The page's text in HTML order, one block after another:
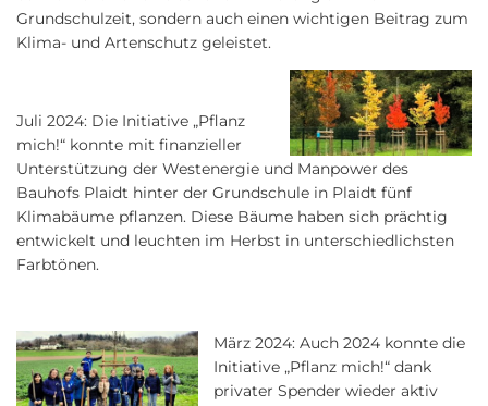
Grundschulzeit, sondern auch einen wichtigen Beitrag zum
Klima- und Artenschutz geleistet.
Juli 2024: Die Initiative „Pflanz
mich!“ konnte mit finanzieller
Unterstützung der Westenergie und Manpower des
Bauhofs Plaidt hinter der Grundschule in Plaidt fünf
Klimabäume pflanzen. Diese Bäume haben sich prächtig
entwickelt und leuchten im Herbst in unterschiedlichsten
Farbtönen.
März 2024: Auch 2024 konnte die
Initiative „Pflanz mich!“ dank
privater Spender wieder aktiv